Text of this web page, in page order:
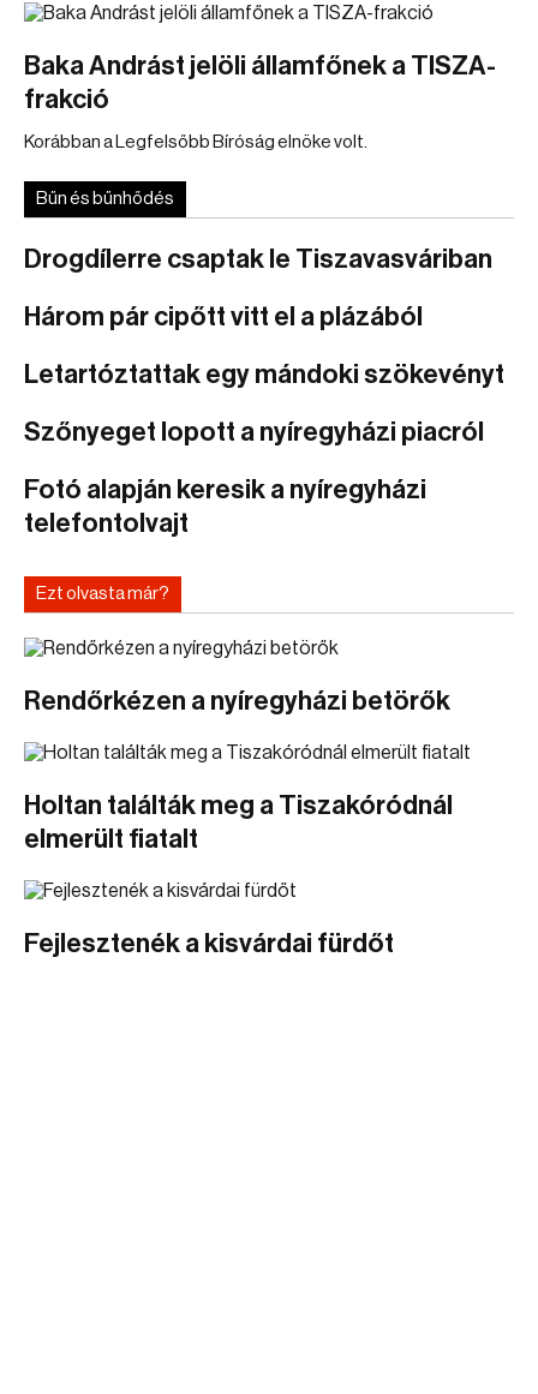
Baka Andrást jelöli államfőnek a TISZA-
frakció
Korábban a Legfelsőbb Bíróság elnöke volt.
Bűn és bűnhődés
Drogdílerre csaptak le Tiszavasváriban
Három pár cipőtt vitt el a plázából
Letartóztattak egy mándoki szökevényt
Szőnyeget lopott a nyíregyházi piacról
Fotó alapján keresik a nyíregyházi
telefontolvajt
Ezt olvasta már?
Rendőrkézen a nyíregyházi betörők
Holtan találták meg a Tiszakóródnál
elmerült fiatalt
Fejlesztenék a kisvárdai fürdőt